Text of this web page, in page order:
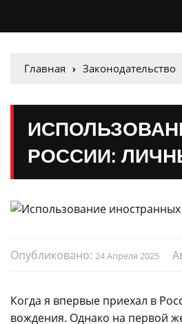
Главная Законодательство
РОССИИ:
Опубликовано: 24 Апреля 2025
Когда я впервые приехал в
вождения. Однако на первой